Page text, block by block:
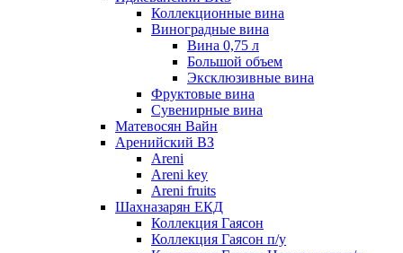
Коллекционные вина
Виноградные вина
Вина 0,75 л
Большой объем
Эксклюзивные вина
Фруктовые вина
Cувенирные вина
Матевосян Вайн
Аренийский ВЗ
Areni
Areni key
Areni fruits
Шахназарян ЕКД
Коллекция Гаясон
Коллекция Гаясон п/у